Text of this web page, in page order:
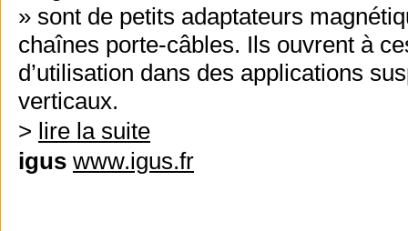
» sont de petits adaptateurs
chaînes porte-câbles. Ils ouvrent à
d’utilisation dans des applications
verticaux.
> lire la suite
igus www.igus.fr